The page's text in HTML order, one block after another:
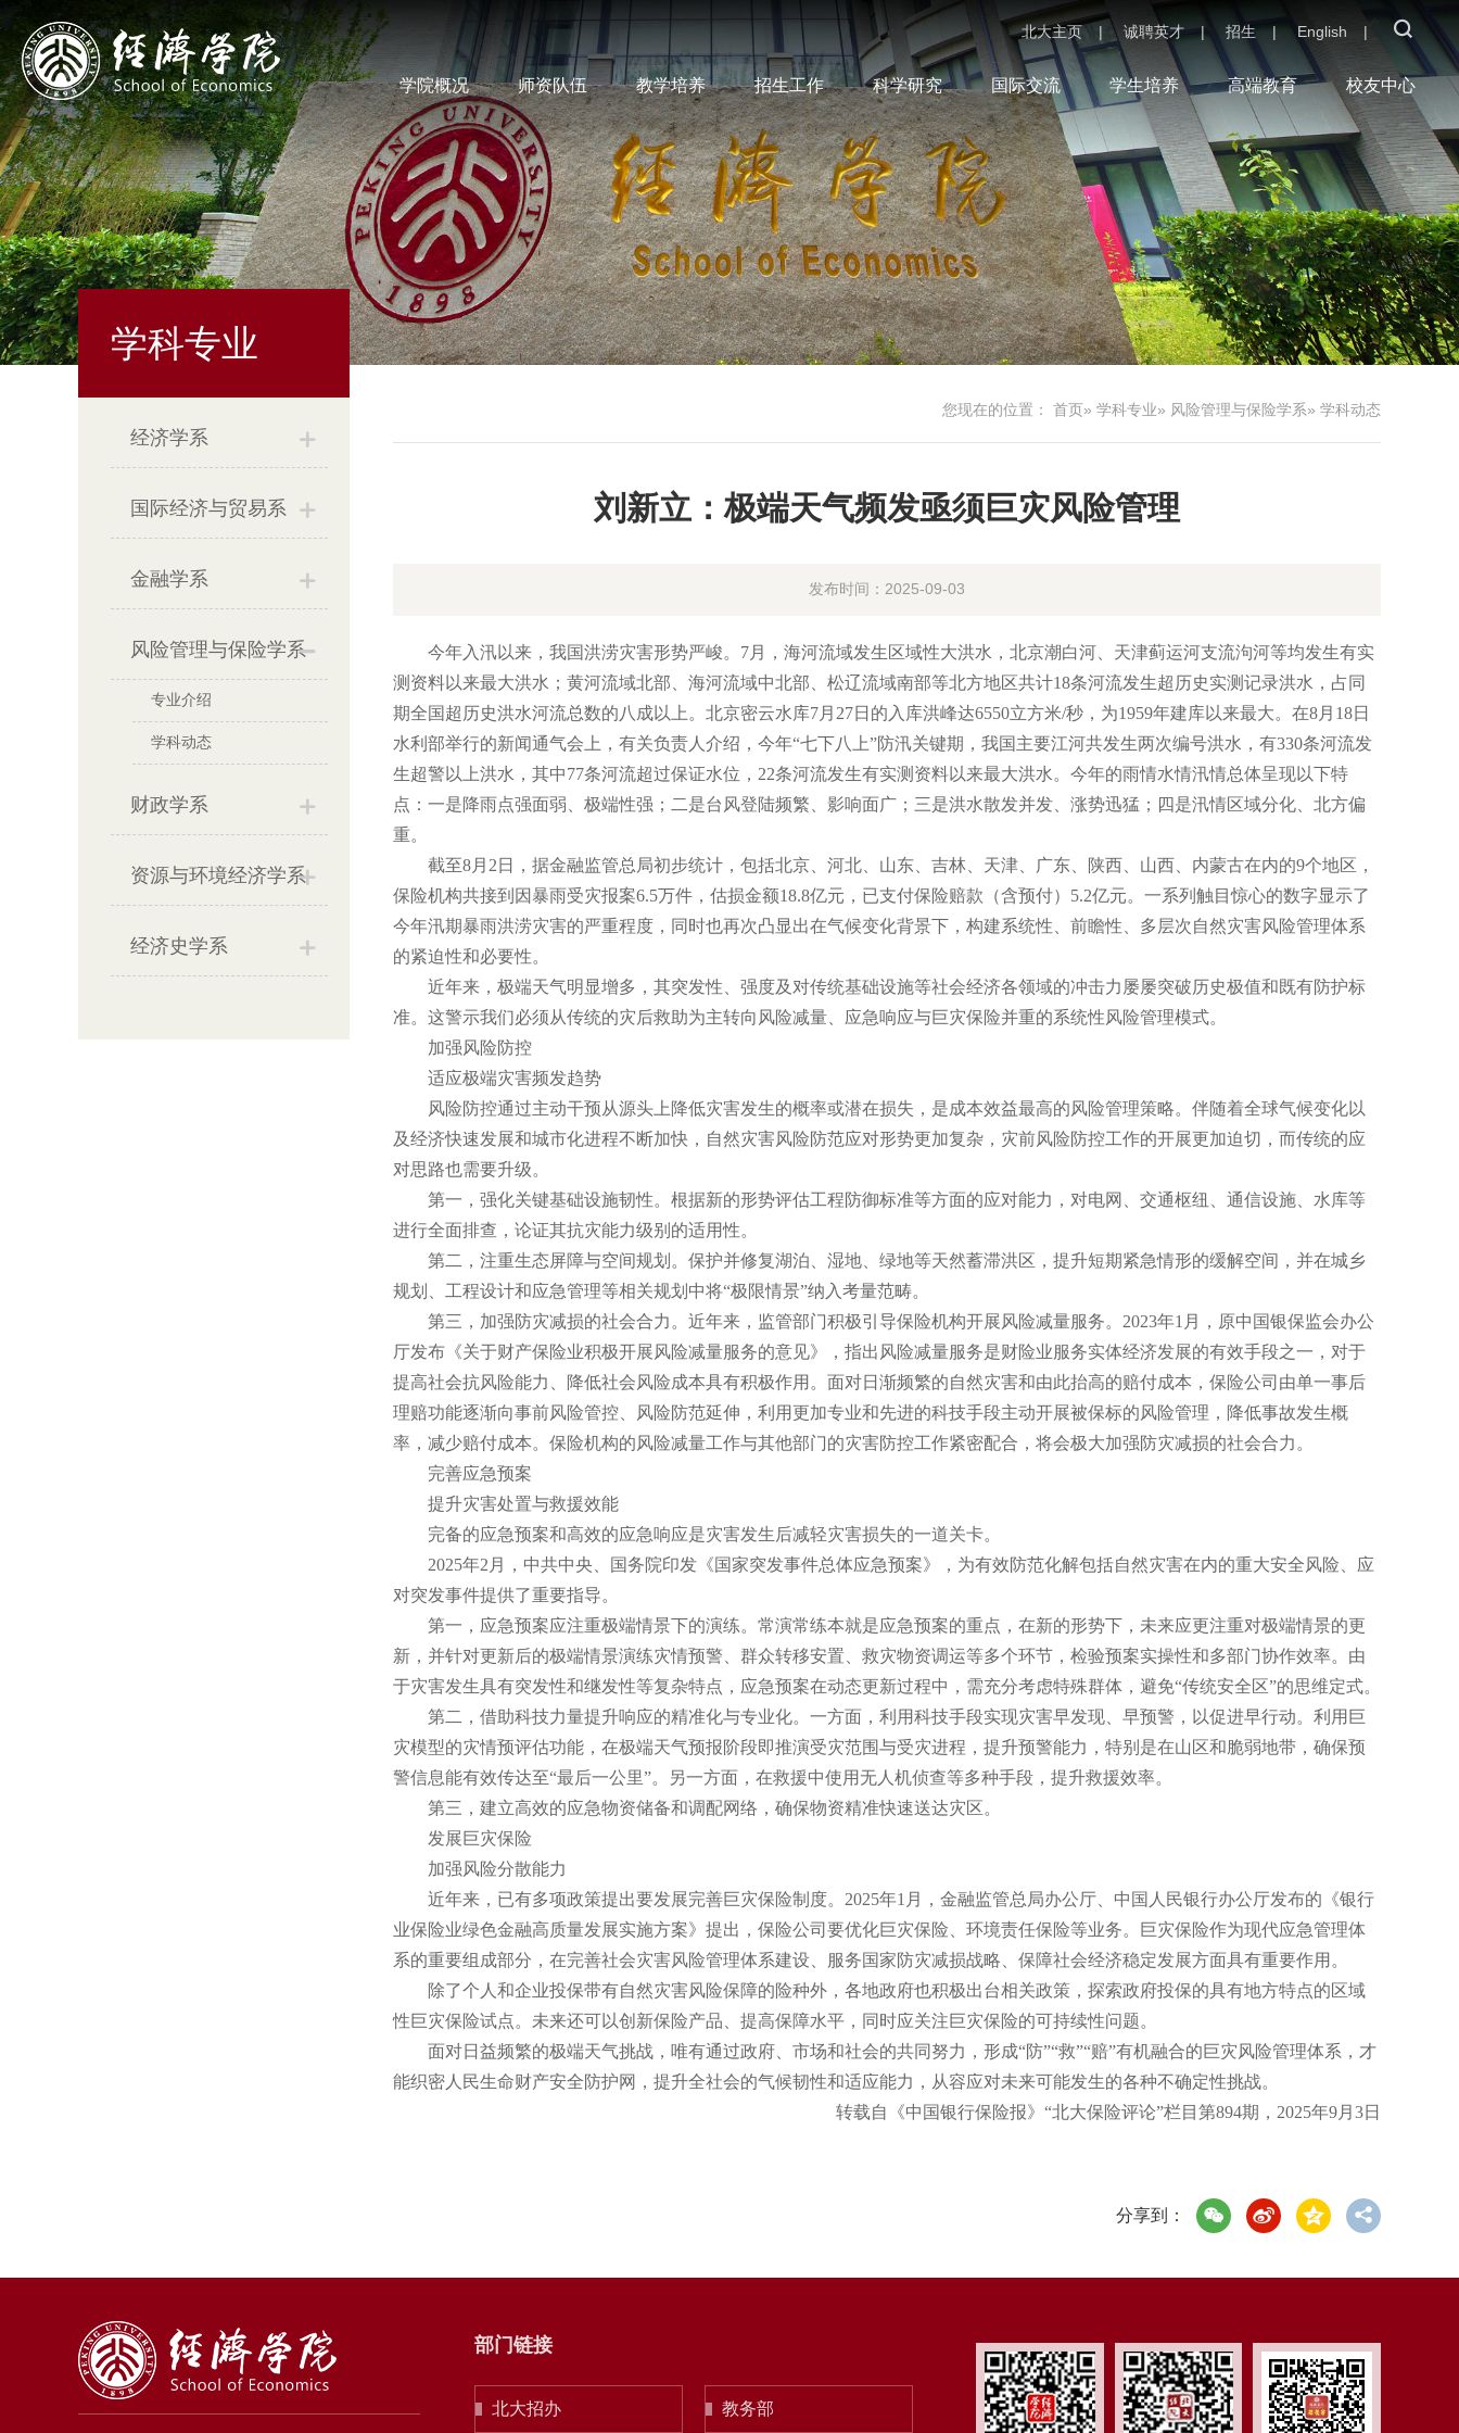
北大主页 | 诚聘英才 | 招生 | English |
学院概况 师资队伍 教学培养 招生工作 科学研究 国际交流 学生培养 高端教育 校友中心
学科专业
经济学系
国际经济与贸易系
金融学系
风险管理与保险学系
专业介绍
学科动态
财政学系
资源与环境经济学系
经济史学系
您现在的位置： 首页» 学科专业» 风险管理与保险学系» 学科动态
刘新立：极端天气频发亟须巨灾风险管理
发布时间：2025-09-03
今年入汛以来，我国洪涝灾害形势严峻。7月，海河流域发生区域性大洪水，北京潮白河、天津蓟运河支流泃河等均发生有实
测资料以来最大洪水；黄河流域北部、海河流域中北部、松辽流域南部等北方地区共计18条河流发生超历史实测记录洪水，占同
期全国超历史洪水河流总数的八成以上。北京密云水库7月27日的入库洪峰达6550立方米/秒，为1959年建库以来最大。在8月18日
水利部举行的新闻通气会上，有关负责人介绍，今年“七下八上”防汛关键期，我国主要江河共发生两次编号洪水，有330条河流发
生超警以上洪水，其中77条河流超过保证水位，22条河流发生有实测资料以来最大洪水。今年的雨情水情汛情总体呈现以下特
点：一是降雨点强面弱、极端性强；二是台风登陆频繁、影响面广；三是洪水散发并发、涨势迅猛；四是汛情区域分化、北方偏
重。
截至8月2日，据金融监管总局初步统计，包括北京、河北、山东、吉林、天津、广东、陕西、山西、内蒙古在内的9个地区，
保险机构共接到因暴雨受灾报案6.5万件，估损金额18.8亿元，已支付保险赔款（含预付）5.2亿元。一系列触目惊心的数字显示了
今年汛期暴雨洪涝灾害的严重程度，同时也再次凸显出在气候变化背景下，构建系统性、前瞻性、多层次自然灾害风险管理体系
的紧迫性和必要性。
近年来，极端天气明显增多，其突发性、强度及对传统基础设施等社会经济各领域的冲击力屡屡突破历史极值和既有防护标
准。这警示我们必须从传统的灾后救助为主转向风险减量、应急响应与巨灾保险并重的系统性风险管理模式。
加强风险防控
适应极端灾害频发趋势
风险防控通过主动干预从源头上降低灾害发生的概率或潜在损失，是成本效益最高的风险管理策略。伴随着全球气候变化以
及经济快速发展和城市化进程不断加快，自然灾害风险防范应对形势更加复杂，灾前风险防控工作的开展更加迫切，而传统的应
对思路也需要升级。
第一，强化关键基础设施韧性。根据新的形势评估工程防御标准等方面的应对能力，对电网、交通枢纽、通信设施、水库等
进行全面排查，论证其抗灾能力级别的适用性。
第二，注重生态屏障与空间规划。保护并修复湖泊、湿地、绿地等天然蓄滞洪区，提升短期紧急情形的缓解空间，并在城乡
规划、工程设计和应急管理等相关规划中将“极限情景”纳入考量范畴。
第三，加强防灾减损的社会合力。近年来，监管部门积极引导保险机构开展风险减量服务。2023年1月，原中国银保监会办公
厅发布《关于财产保险业积极开展风险减量服务的意见》，指出风险减量服务是财险业服务实体经济发展的有效手段之一，对于
提高社会抗风险能力、降低社会风险成本具有积极作用。面对日渐频繁的自然灾害和由此抬高的赔付成本，保险公司由单一事后
理赔功能逐渐向事前风险管控、风险防范延伸，利用更加专业和先进的科技手段主动开展被保标的风险管理，降低事故发生概
率，减少赔付成本。保险机构的风险减量工作与其他部门的灾害防控工作紧密配合，将会极大加强防灾减损的社会合力。
完善应急预案
提升灾害处置与救援效能
完备的应急预案和高效的应急响应是灾害发生后减轻灾害损失的一道关卡。
2025年2月，中共中央、国务院印发《国家突发事件总体应急预案》，为有效防范化解包括自然灾害在内的重大安全风险、应
对突发事件提供了重要指导。
第一，应急预案应注重极端情景下的演练。常演常练本就是应急预案的重点，在新的形势下，未来应更注重对极端情景的更
新，并针对更新后的极端情景演练灾情预警、群众转移安置、救灾物资调运等多个环节，检验预案实操性和多部门协作效率。由
于灾害发生具有突发性和继发性等复杂特点，应急预案在动态更新过程中，需充分考虑特殊群体，避免“传统安全区”的思维定式。
第二，借助科技力量提升响应的精准化与专业化。一方面，利用科技手段实现灾害早发现、早预警，以促进早行动。利用巨
灾模型的灾情预评估功能，在极端天气预报阶段即推演受灾范围与受灾进程，提升预警能力，特别是在山区和脆弱地带，确保预
警信息能有效传达至“最后一公里”。另一方面，在救援中使用无人机侦查等多种手段，提升救援效率。
第三，建立高效的应急物资储备和调配网络，确保物资精准快速送达灾区。
发展巨灾保险
加强风险分散能力
近年来，已有多项政策提出要发展完善巨灾保险制度。2025年1月，金融监管总局办公厅、中国人民银行办公厅发布的《银行
业保险业绿色金融高质量发展实施方案》提出，保险公司要优化巨灾保险、环境责任保险等业务。巨灾保险作为现代应急管理体
系的重要组成部分，在完善社会灾害风险管理体系建设、服务国家防灾减损战略、保障社会经济稳定发展方面具有重要作用。
除了个人和企业投保带有自然灾害风险保障的险种外，各地政府也积极出台相关政策，探索政府投保的具有地方特点的区域
性巨灾保险试点。未来还可以创新保险产品、提高保障水平，同时应关注巨灾保险的可持续性问题。
面对日益频繁的极端天气挑战，唯有通过政府、市场和社会的共同努力，形成“防”“救”“赔”有机融合的巨灾风险管理体系，才
能织密人民生命财产安全防护网，提升全社会的气候韧性和适应能力，从容应对未来可能发生的各种不确定性挑战。
转载自《中国银行保险报》“北大保险评论”栏目第894期，2025年9月3日
分享到：
部门链接
北大招办 教务部